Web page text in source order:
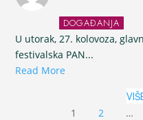
DOGAĐANJA
U utorak, 27. kolovoza,
festivalska PAN...
Read More
1 2 …